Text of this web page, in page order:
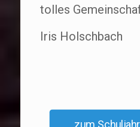
tolles
Iris Holschbach